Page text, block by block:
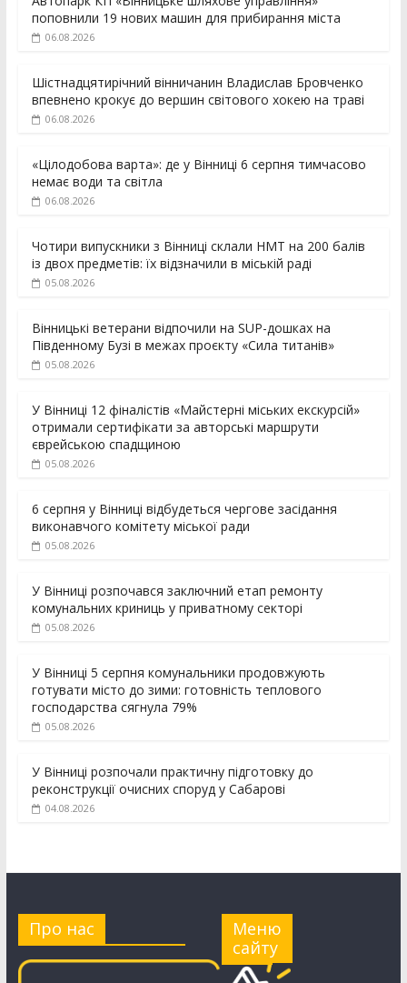
поповнили 19 нових машин для прибирання міста
06.08.2026
Шістнадцятирічний вінничанин Владислав Бровченко
впевнено крокує до вершин світового хокею на траві
06.08.2026
«Цілодобова варта»: де у Вінниці 6 серпня тимчасово
немає води та світла
06.08.2026
Чотири випускники з Вінниці склали НМТ на 200 балів
із двох предметів: їх відзначили в міській раді
05.08.2026
Вінницькі ветерани відпочили на SUP-дошках на
Південному Бузі в межах проєкту «Сила титанів»
05.08.2026
У Вінниці 12 фіналістів «Майстерні міських екскурсій»
отримали сертифікати за авторські маршрути
єврейською спадщиною
05.08.2026
6 серпня у Вінниці відбудеться чергове засідання
виконавчого комітету міської ради
05.08.2026
У Вінниці розпочався заключний етап ремонту
комунальних криниць у приватному секторі
05.08.2026
У Вінниці 5 серпня комунальники продовжують
готувати місто до зими: готовність теплового
господарства сягнула 79%
05.08.2026
У Вінниці розпочали практичну підготовку до
реконструкції очисних споруд у Сабарові
04.08.2026
Про нас
Меню
сайту